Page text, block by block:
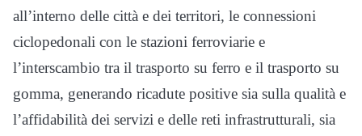
all’interno delle città e dei territori, le connessioni
ciclopedonali con le stazioni ferroviarie e
l’interscambio tra il trasporto su ferro e il trasporto su
gomma, generando ricadute positive sia sulla qualità e
l’affidabilità dei servizi e delle reti infrastrutturali, sia